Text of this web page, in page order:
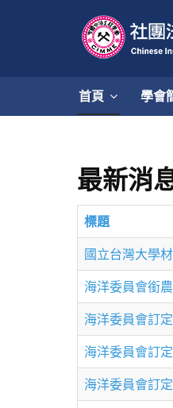
首頁 學會
最新消
標題
國立台灣大學
海洋委員會銜
海洋委員會訂
海洋委員會訂
海洋委員會訂